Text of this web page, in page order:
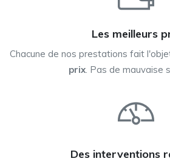
Les meilleurs
Chacune de nos prestations fait
prix . Pas de mauvaise
Des interventions